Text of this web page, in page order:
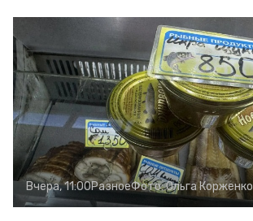
Вчера, 11:00РазноеФото:Ольга Корженко